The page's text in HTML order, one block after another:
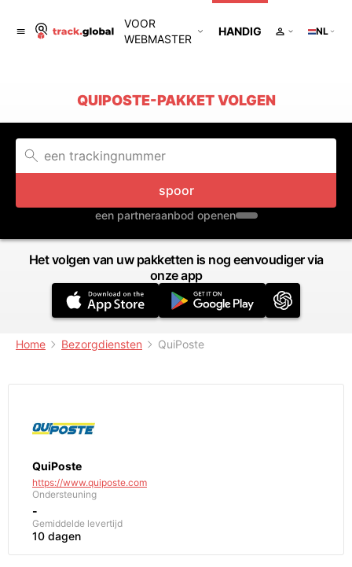
VOOR
WEBMASTER
HANDIG NL
QUIPOSTE-PAKKET VOLGEN
spoor
een partneraanbod openen
Het volgen van uw pakketten is nog eenvoudiger via
onze app
Home Bezorgdiensten QuiPoste
QuiPoste
https://www.quiposte.com
Ondersteuning
-
Gemiddelde levertijd
10 dagen